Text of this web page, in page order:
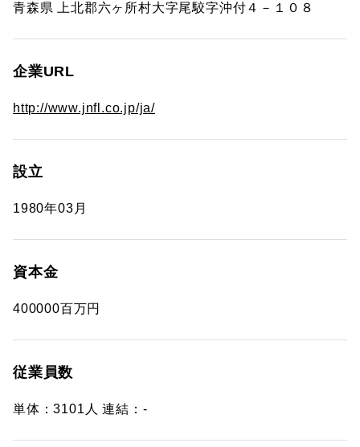
青森県 上北郡六ヶ所村大字尾駮字沖付４－１０８
企業URL
http://www.jnfl.co.jp/ja/
設立
1980年03月
資本金
400000百万円
従業員数
単体：3101人 連結：-